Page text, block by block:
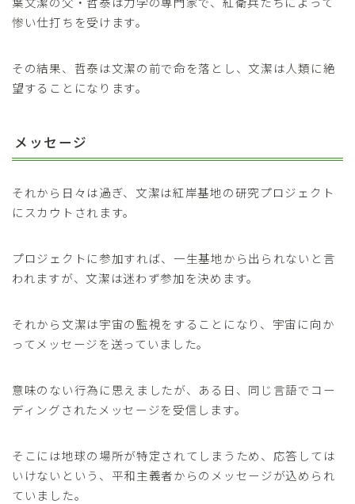
惨い仕打ちを受けます。
その結果、哲泰は文潔の前で命を落とし、文潔は人類に絶
望することになります。
メッセージ
それから日々は過ぎ、文潔は紅岸基地の研究プロジェクト
にスカウトされます。
プロジェクトに参加すれば、一生基地から出られないと言
われますが、文潔は迷わず参加を決めます。
それから文潔は宇宙の監視をすることになり、宇宙に向か
ってメッセージを送っていました。
意味のない行為に思えましたが、ある日、同じ言語でコー
ディングされたメッセージを受信します。
そこには地球の場所が特定されてしまうため、応答しては
いけないという、平和主義者からのメッセージが込められ
ていました。